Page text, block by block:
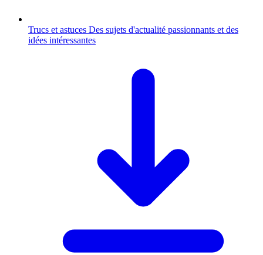
Trucs et astuces Des sujets d'actualité passionnants et des
idées intéressantes